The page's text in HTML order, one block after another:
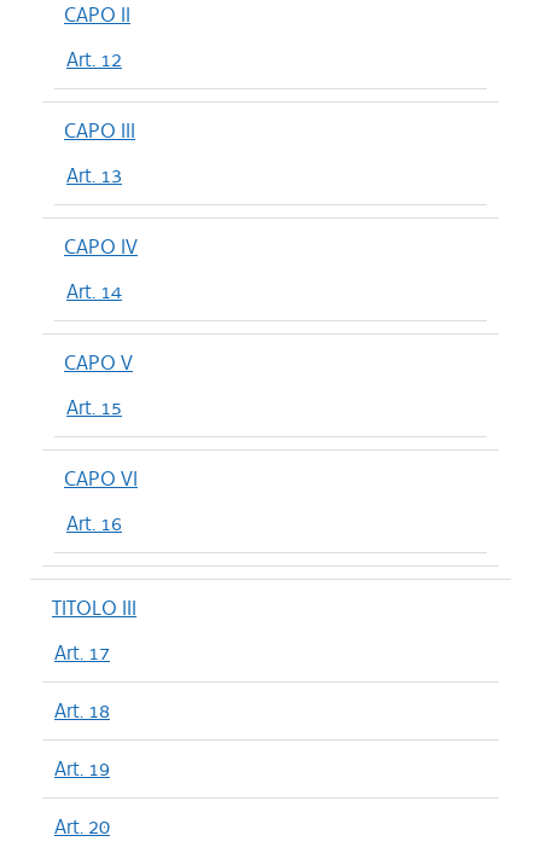
CAPO II
Art. 12
CAPO III
Art. 13
CAPO IV
Art. 14
CAPO V
Art. 15
CAPO VI
Art. 16
TITOLO III
Art. 17
Art. 18
Art. 19
Art. 20